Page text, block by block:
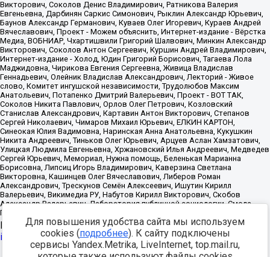
Источник:https://minjust.gov.ru/uploaded/files/reestr-
inostrannyih-agentov-22-03-2024.pdfданные на22.03.2024
Для повышения удобства сайта мы используем
cookies (подробнее). К сайту подключены
сервисы Yandex.Metrika, LiveInternet, top.mail.ru,